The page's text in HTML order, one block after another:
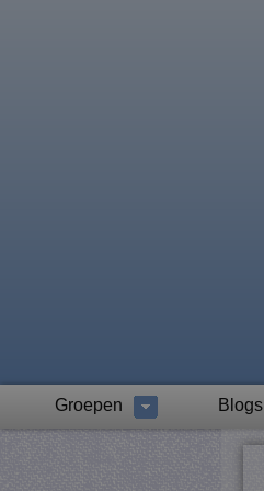
Groepen Blogs